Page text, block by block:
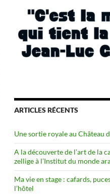
ARTICLES RÉCENTS
Une sortie royale au Château
A la découverte de l’art de la
zellige à l’Institut du monde
Ma vie en stage : cafards,
l’hôtel